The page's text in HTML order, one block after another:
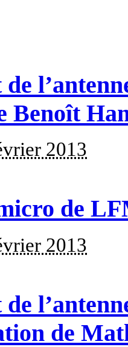
Benoît
2013
de
2013
de